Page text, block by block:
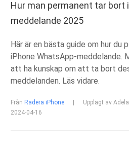
Hur man permanent tar bort
meddelande 2025
Här är en bästa guide om hur du
iPhone WhatsApp-meddelande.
att ha kunskap om att ta bort
meddelanden. Läs vidare.
Från Radera iPhone Upplagt av
2024-04-16